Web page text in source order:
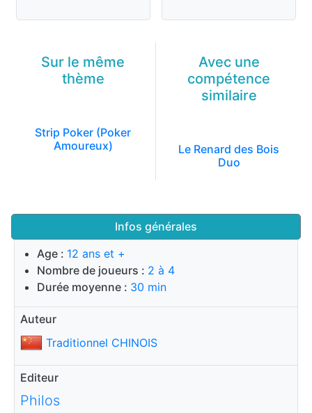
Infos générales
Age : 12 ans et +
Nombre de joueurs : 2 à 4
Durée moyenne : 30 min
Auteur
Traditionnel CHINOIS
Editeur
Philos
Sur le même
thème
Strip Poker (Poker
Amoureux)
Avec une
compétence
similaire
Le Renard des Bois
Duo